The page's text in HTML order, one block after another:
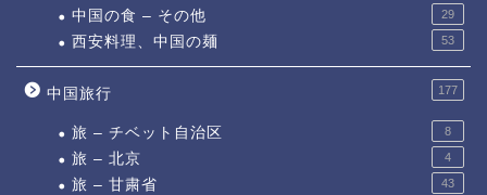
中国の食 – その他 29
西安料理、中国の麺 53
中国旅行 177
旅 – チベット自治区 8
旅 – 北京 4
旅 – 甘粛省 43